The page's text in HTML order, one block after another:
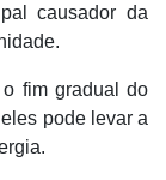
causador da
fim gradual do
pode levar a